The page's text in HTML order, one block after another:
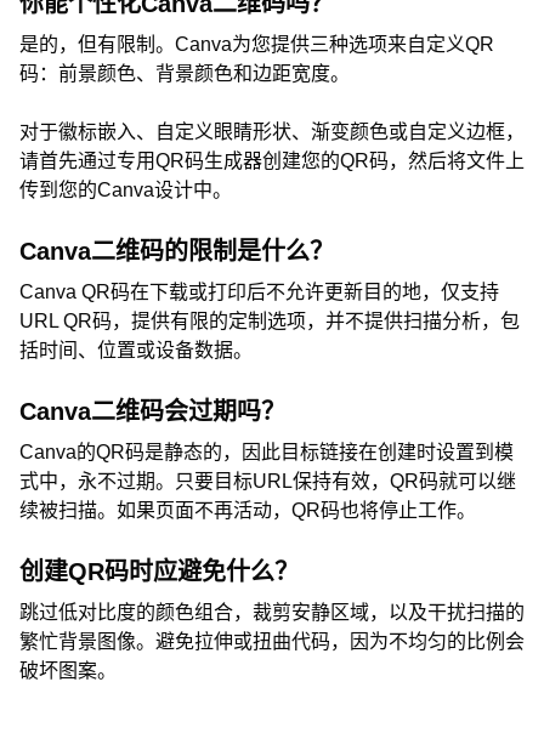
是的，但有限制。Canva为您提供三种选项来自定义QR
码：前景颜色、背景颜色和边距宽度。
对于徽标嵌入、自定义眼睛形状、渐变颜色或自定义边框，
请首先通过专用QR码生成器创建您的QR码，然后将文件上
传到您的Canva设计中。
Canva二维码的限制是什么？
Canva QR码在下载或打印后不允许更新目的地，仅支持
URL QR码，提供有限的定制选项，并不提供扫描分析，包
括时间、位置或设备数据。
Canva二维码会过期吗？
Canva的QR码是静态的，因此目标链接在创建时设置到模
式中，永不过期。只要目标URL保持有效，QR码就可以继
续被扫描。如果页面不再活动，QR码也将停止工作。
创建QR码时应避免什么？
跳过低对比度的颜色组合，裁剪安静区域，以及干扰扫描的
繁忙背景图像。避免拉伸或扭曲代码，因为不均匀的比例会
破坏图案。